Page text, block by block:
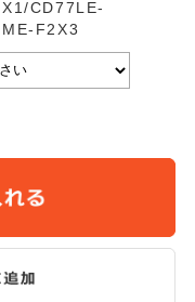
CD77LE-
F2X3